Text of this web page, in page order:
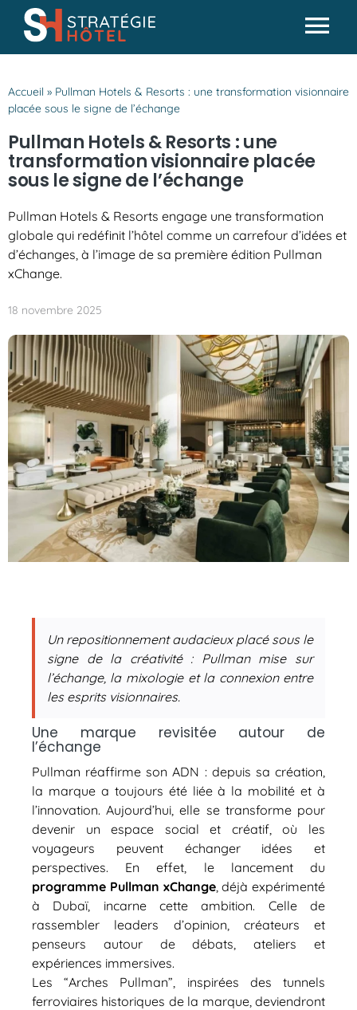
Passer
contenu
Analyses & conseils
Partenaires
Missions SH
Accueil » Pullman Hotels & Resorts : une transformation visionnaire
placée sous le signe de l’échange
Pullman Hotels & Resorts : une
transformation visionnaire placée
sous le signe de l’échange
Pullman Hotels & Resorts engage une transformation
globale qui redéfinit l’hôtel comme un carrefour d’idées et
d’échanges, à l’image de sa première édition Pullman
xChange.
18 novembre 2025
Un repositionnement audacieux placé sous le
signe de la créativité : Pullman mise sur
l’échange, la mixologie et la connexion entre
les esprits visionnaires.
Une marque revisitée autour de
l’échange
Pullman réaffirme son ADN : depuis sa création,
la marque a toujours été liée à la mobilité et à
l’innovation. Aujourd’hui, elle se transforme pour
devenir un espace social et créatif, où les
voyageurs peuvent échanger idées et
perspectives. En effet, le lancement du
programme Pullman xChange, déjà expérimenté
à Dubaï, incarne cette ambition. Celle de
rassembler leaders d’opinion, créateurs et
penseurs autour de débats, ateliers et
expériences immersives.
Les “Arches Pullman”, inspirées des tunnels
ferroviaires historiques de la marque, deviendront